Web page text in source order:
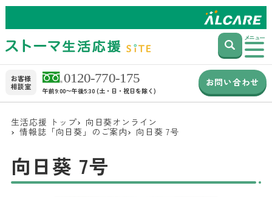
メニュー
お客様
相談室
午前9:00〜午後5:30 (土・日・祝日を除く)
お問い合わせ
生活応援 トップ
向日葵オンライン
情報誌「向日葵」のご案内
向日葵 7号
向日葵 7号